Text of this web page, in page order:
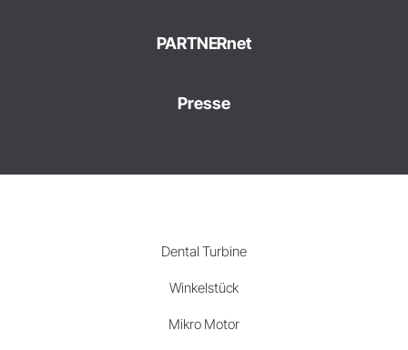
PARTNERnet
Presse
Dental Turbine
Winkelstück
Mikro Motor